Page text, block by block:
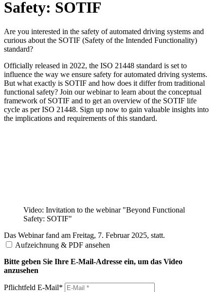
Safety: SOTIF
Are you interested in the safety of automated driving systems and
curious about the SOTIF (Safety of the Intended Functionality)
standard?
Officially released in 2022, the ISO 21448 standard is set to
influence the way we ensure safety for automated driving systems.
But what exactly is SOTIF and how does it differ from traditional
functional safety? Join our webinar to learn about the conceptual
framework of SOTIF and to get an overview of the SOTIF life
cycle as per ISO 21448. Sign up now to gain valuable insights into
the implications and requirements of this standard.
Video: Invitation to the webinar "Beyond Functional
Safety: SOTIF"
Das Webinar fand am Freitag, 7. Februar 2025, statt.
Aufzeichnung & PDF ansehen
Bitte geben Sie Ihre E-Mail-Adresse ein, um das Video
anzusehen
Pflichtfeld E-Mail*